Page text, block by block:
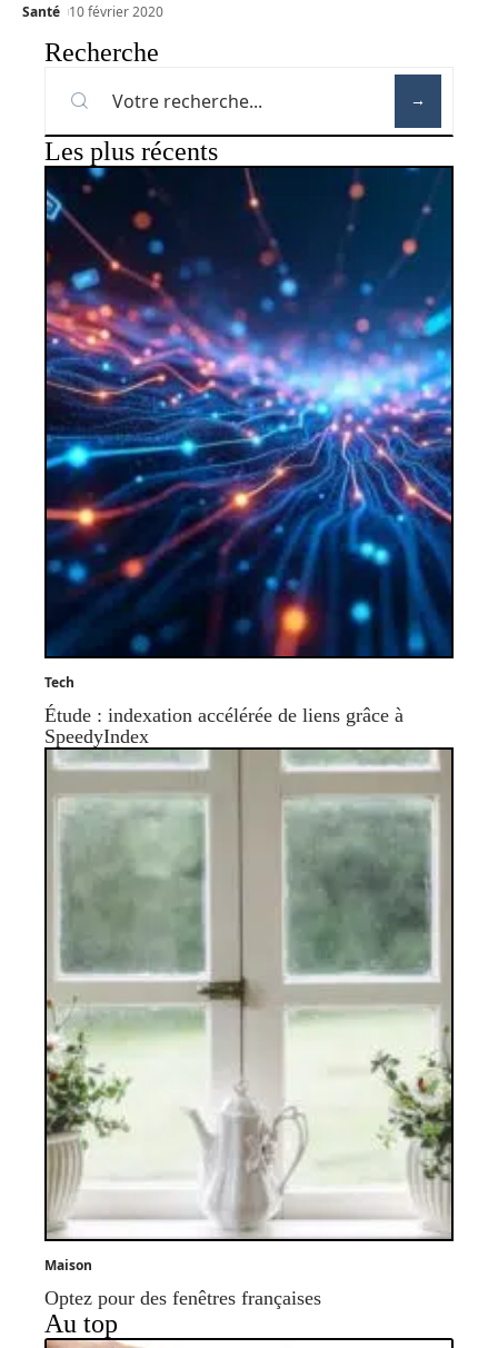
Santé 10 février 2020
Recherche
Les plus récents
Tech
Étude : indexation accélérée de liens grâce à
SpeedyIndex
Maison
Optez pour des fenêtres françaises
Au top